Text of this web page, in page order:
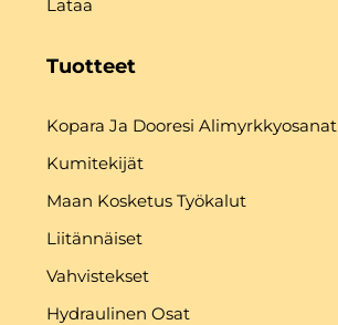
Lataa
Tuotteet
Kopara Ja Dooresi Alimyrkkyosanat
Kumitekijät
Maan Kosketus Työkalut
Liitännäiset
Vahvistekset
Hydraulinen Osat